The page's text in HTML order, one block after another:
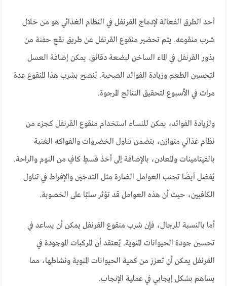
أحد الطرق الفعالة لإدماج القرنفل في النظام الغذائي هو من خلال
شرب منقوعه. يتم تحضير منقوع القرنفل عن طريق نقع حفنة من
بذور القرنفل في الماء الساخن لبضعة دقائق. يمكن إضافة العسل
لتحسين الطعم وزيادة الفوائد الصحية. يُنصح بشرب هذا المنقوع عدة
مرات في الأسبوع لتحقيق النتائج المرجوة.
ولزيادة الفوائد، يمكن للنساء استخدام منقوع القرنفل كجزء من
نظام غذائي متوازن، يتضمن تناول الخضروات والفواكه الغنية
بالفيتامينات والمعادن، بالإضافة إلى أخذ قسطٍ كافٍ من النوم والراحة.
يُفضل أيضًا تجنب العوامل الضارة مثل التدخين والإفراط في تناول
الكافيين، حيث أن هذه العوامل قد تؤثر سلبًا على الخصوبة.
أما بالنسبة للرجال، فإن شرب منقوع القرنفل يمكن أن يساعد في
تحسين جودة الحيوانات المنوية. يُعتقد أن المركبات الموجودة في
القرنفل يمكن أن تعزز من كمية الحيوانات المنوية ونشاطها، مما
يساهم بشكل إيجابي في عملية الإنجاب.